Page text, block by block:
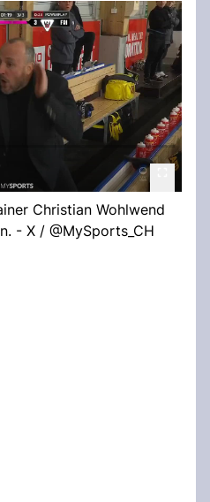
Christian Wohlwend
- X / @MySports_CH